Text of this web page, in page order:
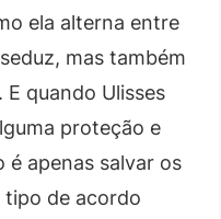
ela alterna entre
mas também
quando Ulisses
proteção e
é apenas salvar os
tipo de acordo